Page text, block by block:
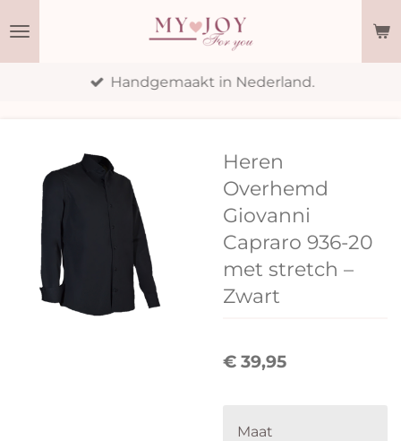
Handgemaakt in Nederland.
Heren
Overhemd
Giovanni
Capraro 936-20
met stretch –
Zwart
€ 39,95
Maat